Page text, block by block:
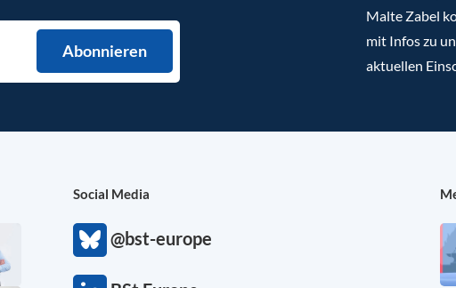
Malte Zabel
mit Infos zu
aktuellen
Social Media
@bst-europe